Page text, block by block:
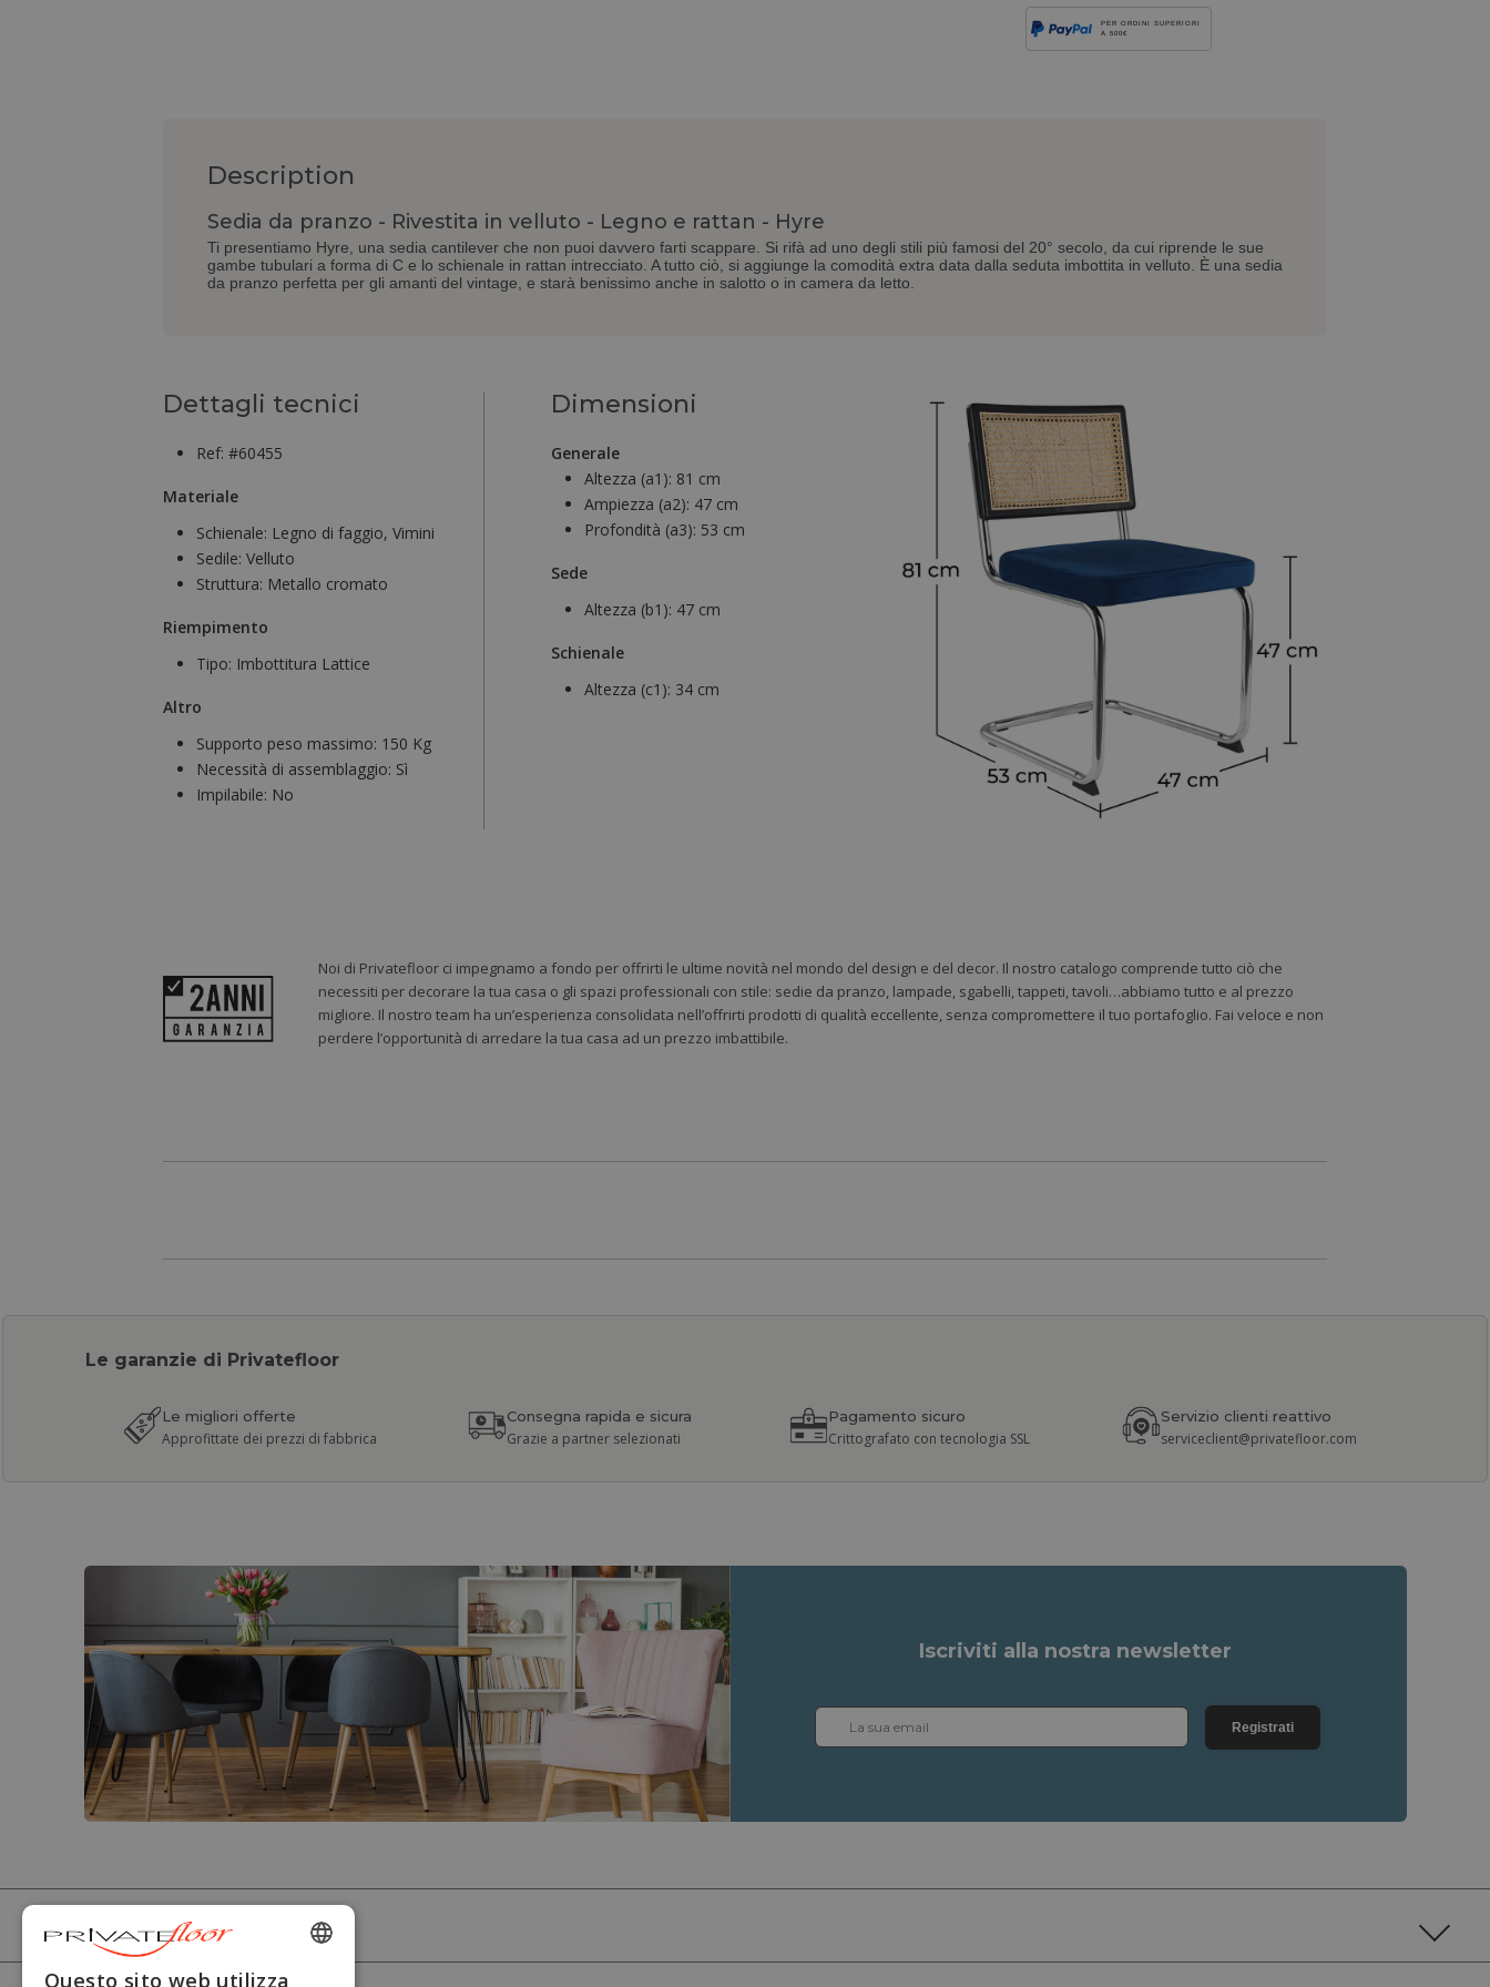
PER ORDINI SUPERIORI
A 500€
Description
Sedia da pranzo - Rivestita in velluto - Legno e rattan - Hyre
Ti presentiamo Hyre, una sedia cantilever che non puoi davvero farti scappare. Si rifà ad uno degli stili più famosi del 20° secolo, da cui riprende le sue
gambe tubulari a forma di C e lo schienale in rattan intrecciato. A tutto ciò, si aggiunge la comodità extra data dalla seduta imbottita in velluto. È una sedia
da pranzo perfetta per gli amanti del vintage, e starà benissimo anche in salotto o in camera da letto.
Dettagli tecnici
Ref: #60455
Materiale
Schienale: Legno di faggio, Vimini
Sedile: Velluto
Struttura: Metallo cromato
Riempimento
Tipo: Imbottitura Lattice
Altro
Supporto peso massimo: 150 Kg
Necessità di assemblaggio: Sì
Impilabile: No
Dimensioni
Generale
Altezza (a1): 81 cm
Ampiezza (a2): 47 cm
Profondità (a3): 53 cm
Sede
Altezza (b1): 47 cm
Schienale
Altezza (c1): 34 cm
Noi di Privatefloor ci impegnamo a fondo per offrirti le ultime novità nel mondo del design e del decor. Il nostro catalogo comprende tutto ciò che
necessiti per decorare la tua casa o gli spazi professionali con stile: sedie da pranzo, lampade, sgabelli, tappeti, tavoli…abbiamo tutto e al prezzo
migliore. Il nostro team ha un’esperienza consolidata nell’offrirti prodotti di qualità eccellente, senza compromettere il tuo portafoglio. Fai veloce e non
perdere l’opportunità di arredare la tua casa ad un prezzo imbattibile.
Le garanzie di Privatefloor
Le migliori offerte
Approfittate dei prezzi di fabbrica
Consegna rapida e sicura
Grazie a partner selezionati
Pagamento sicuro
Crittografato con tecnologia SSL
Servizio clienti reattivo
serviceclient@privatefloor.com
Iscriviti alla nostra newsletter
Registrati
PRIVATEFLOOR
ENGLISH
Questo sito web utilizza